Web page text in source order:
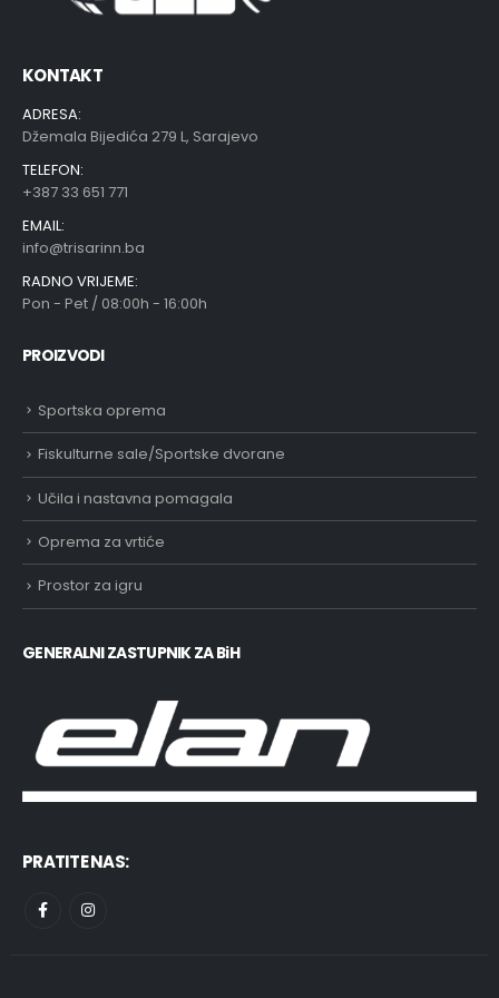
KONTAKT
ADRESA:
Džemala Bijedića 279 L, Sarajevo
TELEFON:
+387 33 651 771
EMAIL:
info@trisarinn.ba
RADNO VRIJEME:
Pon - Pet / 08:00h - 16:00h
PROIZVODI
Sportska oprema
Fiskulturne sale/Sportske dvorane
Učila i nastavna pomagala
Oprema za vrtiće
Prostor za igru
GENERALNI ZASTUPNIK ZA BiH
PRATITE NAS: